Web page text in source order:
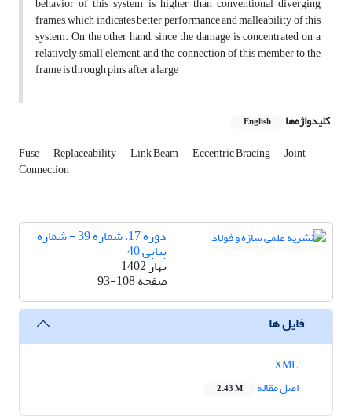
frames, which indicates better performance and malleability of this
system. On the other hand, since the damage is concentrated on a
relatively small element, and the connection of this member to the
frame is through pins, after a large
کلیدواژه‌ها English
Fuse Replaceability Link Beam Eccentric Bracing Joint
Connection
دوره 17، شماره 39 - شماره
پیاپی 40
بهار 1402
صفحه93-108
فایل ها
اصل مقاله
2.43 M